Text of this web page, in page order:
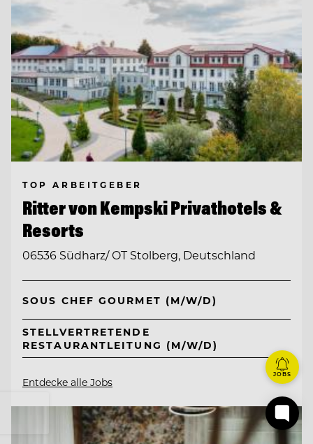
TOP ARBEITGEBER
Ritter von Kempski Privathotels &
Resorts
06536 Südharz/ OT Stolberg, Deutschland
SOUS CHEF GOURMET (M/W/D)
STELLVERTRETENDE
RESTAURANTLEITUNG (M/W/D)
Entdecke alle Jobs
JOBS